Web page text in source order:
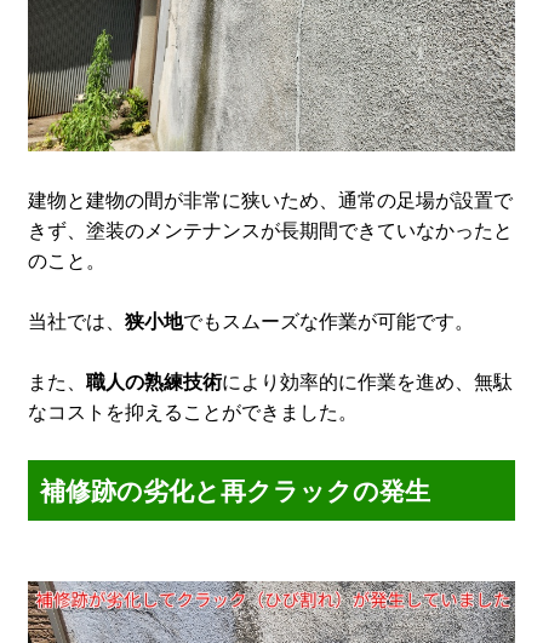
建物と建物の間が非常に狭いため、通常の足場が設置で
きず、塗装のメンテナンスが長期間できていなかったと
のこと。
当社では、 狭小地でもスムーズな作業が可能です。
また、 職人の熟練技術により効率的に作業を進め、無駄
なコストを抑えることができました。
補修跡の劣化と再クラックの発生